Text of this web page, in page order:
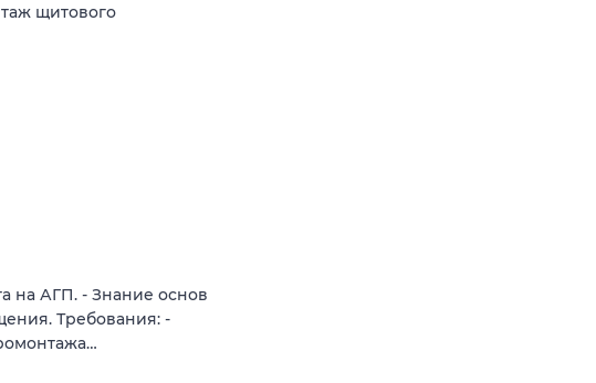
щитового
на АГП. - Знание основ
Требования: -